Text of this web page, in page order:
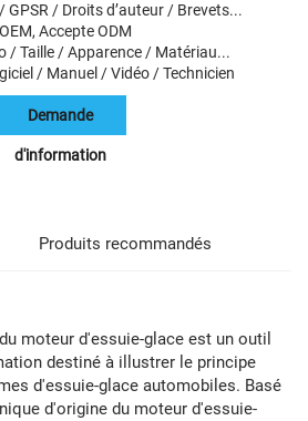
GPSR / Droits d’auteur / Brevets...
Accepte ODM
/ Taille / Apparence / Matériau...
/ Manuel / Vidéo / Technicien
Demande
d'information
Produits recommandés
moteur d'essuie-glace est un outil
destiné à illustrer le principe
d'essuie-glace automobiles. Basé
d'origine du moteur d'essuie-